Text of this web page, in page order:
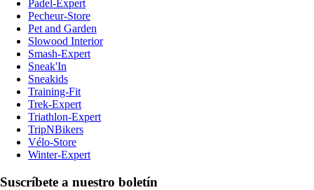
Padel-Expert
Pecheur-Store
Pet and Garden
Slowood Interior
Smash-Expert
Sneak'In
Sneakids
Training-Fit
Trek-Expert
Triathlon-Expert
TripNBikers
Vélo-Store
Winter-Expert
Suscríbete a nuestro boletín